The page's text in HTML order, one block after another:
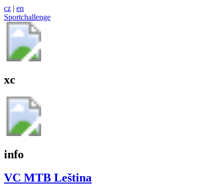
cz | en
Sportchallenge
xc
info
VC MTB Leština